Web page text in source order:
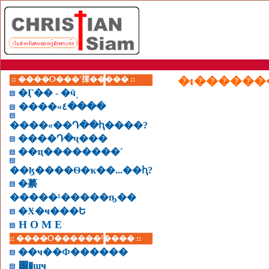
:: ����Ѻ���ʹ㨾����� ::
�Ӷ�� - �ӵͺ
����«٤����
����«��Դ��ԧ����?
����Դ�ҷ���
��ҵ��������˹
��ɮ����Ѳ�ҡ��...��ԧ?
�繤
�����¹�����ҧ��
�Ӿ�ҹ���Ե
H O M E
:: ����Ѻ������¹���� ::
��ҹ��Ф������
͸�ɰҹ